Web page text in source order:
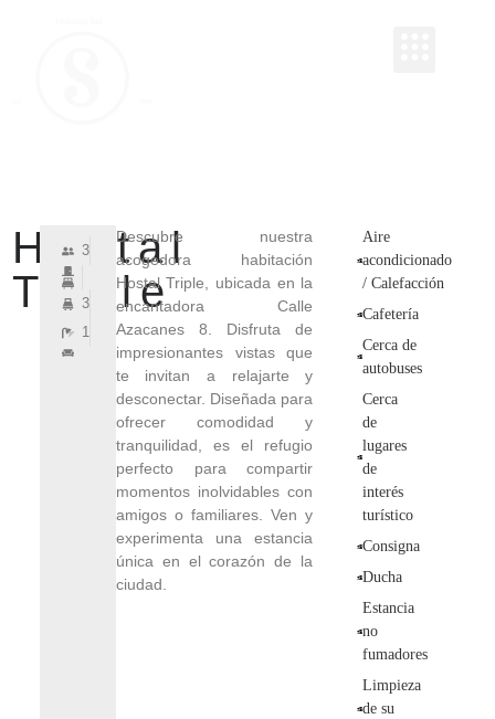
Hostal
Triple
3
3
1
Descubre nuestra
acogedora habitación
Hostal Triple, ubicada en la
encantadora Calle
Azacanes 8. Disfruta de
impresionantes vistas que
te invitan a relajarte y
desconectar. Diseñada para
ofrecer comodidad y
tranquilidad, es el refugio
perfecto para compartir
momentos inolvidables con
amigos o familiares. Ven y
experimenta una estancia
única en el corazón de la
ciudad.
Aire
acondicionado
/ Calefacción
Cafetería
Cerca de
autobuses
Cerca
de
lugares
de
interés
turístico
Consigna
Ducha
Estancia
no
fumadores
Limpieza
de su